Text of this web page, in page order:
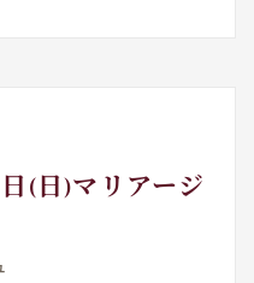
(日)マリアージ